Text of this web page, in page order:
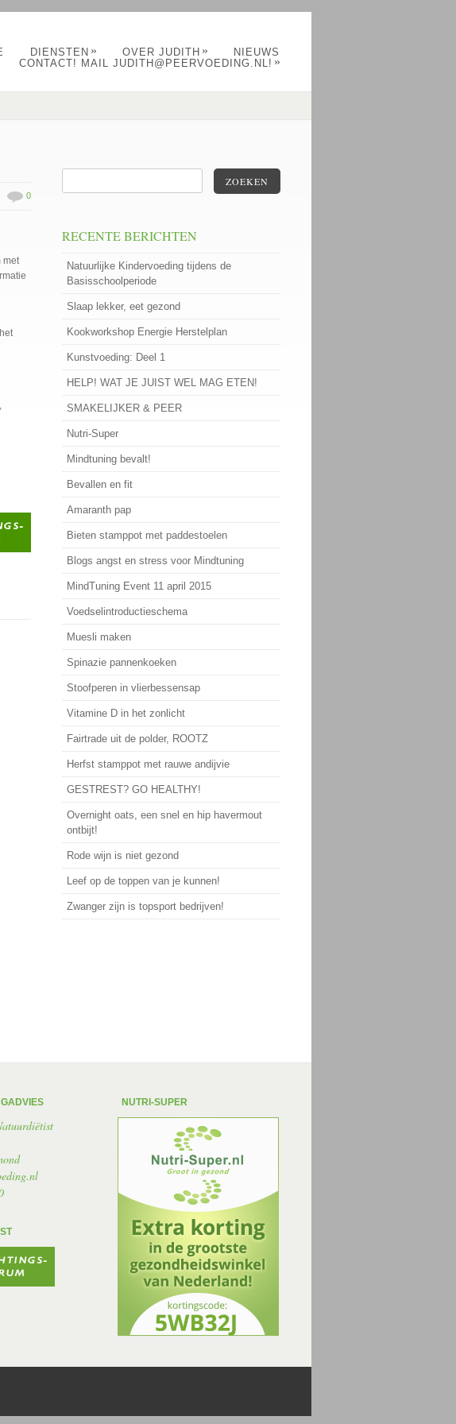
DIENSTEN » OVER JUDITH »
NIEUWS
CONTACT! MAIL JUDITH@PEERVOEDING.NL! »
0
met
ZOEKEN
RECENTE BERICHTEN
Natuurlijke Kindervoeding tijdens de
Basisschoolperiode
Slaap lekker, eet gezond
Kookworkshop Energie Herstelplan
Kunstvoeding: Deel 1
HELP! WAT JE JUIST WEL MAG ETEN!
SMAKELIJKER & PEER
Nutri-Super
Mindtuning bevalt!
Bevallen en fit
Amaranth pap
Bieten stamppot met paddestoelen
Blogs angst en stress voor Mindtuning
MindTuning Event 11 april 2015
Voedselintroductieschema
Muesli maken
Spinazie pannenkoeken
Stoofperen in vlierbessensap
Vitamine D in het zonlicht
Fairtrade uit de polder, ROOTZ
Herfst stamppot met rauwe andijvie
GESTREST? GO HEALTHY!
Overnight oats, een snel en hip havermout
ontbijt!
Rode wijn is niet gezond
Leef op de toppen van je kunnen!
Zwanger zijn is topsport bedrijven!
NUTRI-SUPER